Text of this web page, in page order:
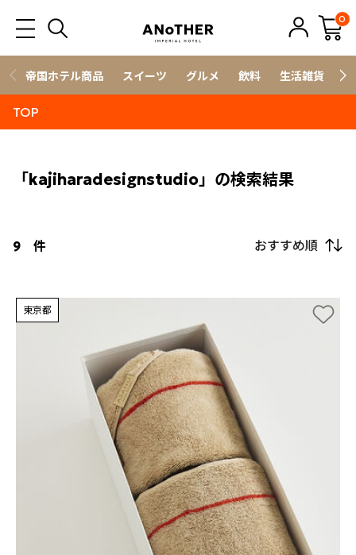
0
帝国ホテル商品 スイーツ グルメ 飲料 生活雑貨
TOP
「kajiharadesignstudio」の検索結果
9 件 おすすめ順
東京都